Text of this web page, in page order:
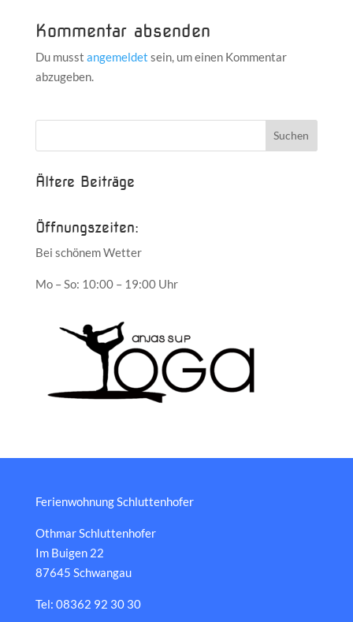
Kommentar absenden
Du musst angemeldet sein, um einen Kommentar
abzugeben.
Ältere Beiträge
Öffnungszeiten:
Bei schönem Wetter
Mo – So: 10:00 – 19:00 Uhr
Ferienwohnung Schluttenhofer
Othmar Schluttenhofer
Im Buigen 22
87645 Schwangau
Tel: 08362 92 30 30